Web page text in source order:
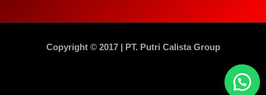
Copyright © 2017 | PT. Putri Calista Group